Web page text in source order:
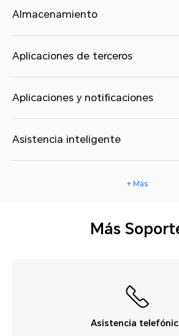
Almacenamiento
Aplicaciones de terceros
Aplicaciones y notificaciones
Asistencia inteligente
+ Más
Más
Asistencia